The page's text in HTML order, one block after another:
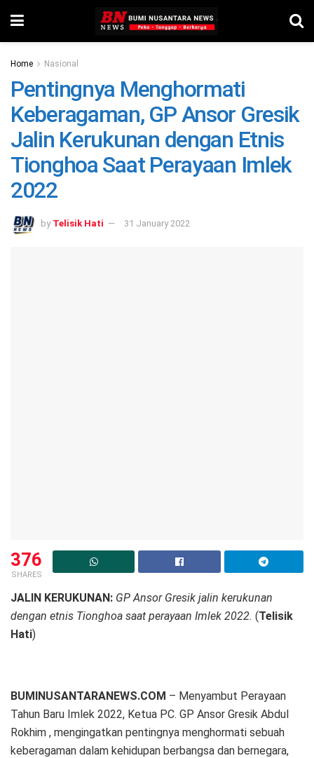
Home Nasional
Pentingnya Menghormati
Keberagaman, GP Ansor Gresik
Jalin Kerukunan dengan Etnis
Tionghoa Saat Perayaan Imlek
2022
by Telisik Hati 31 January 2022
376
SHARES
JALIN KERUKUNAN: GP Ansor Gresik jalin kerukunan
dengan etnis Tionghoa saat perayaan Imlek 2022. (Telisik
Hati)
BUMINUSANTARANEWS.COM – Menyambut Perayaan
Tahun Baru Imlek 2022, Ketua PC. GP Ansor Gresik Abdul
Rokhim , mengingatkan pentingnya menghormati sebuah
keberagaman dalam kehidupan berbangsa dan bernegara,